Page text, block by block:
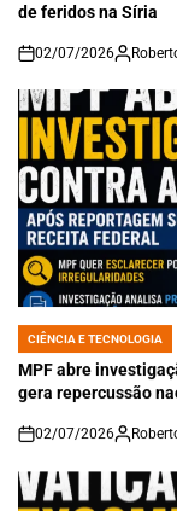
de feridos na Síria
on
02/07/2026
POSTED
IN
CIÊNCIA E TECNOLOGIA
MPF abre
gera repercussão
on
02/07/2026